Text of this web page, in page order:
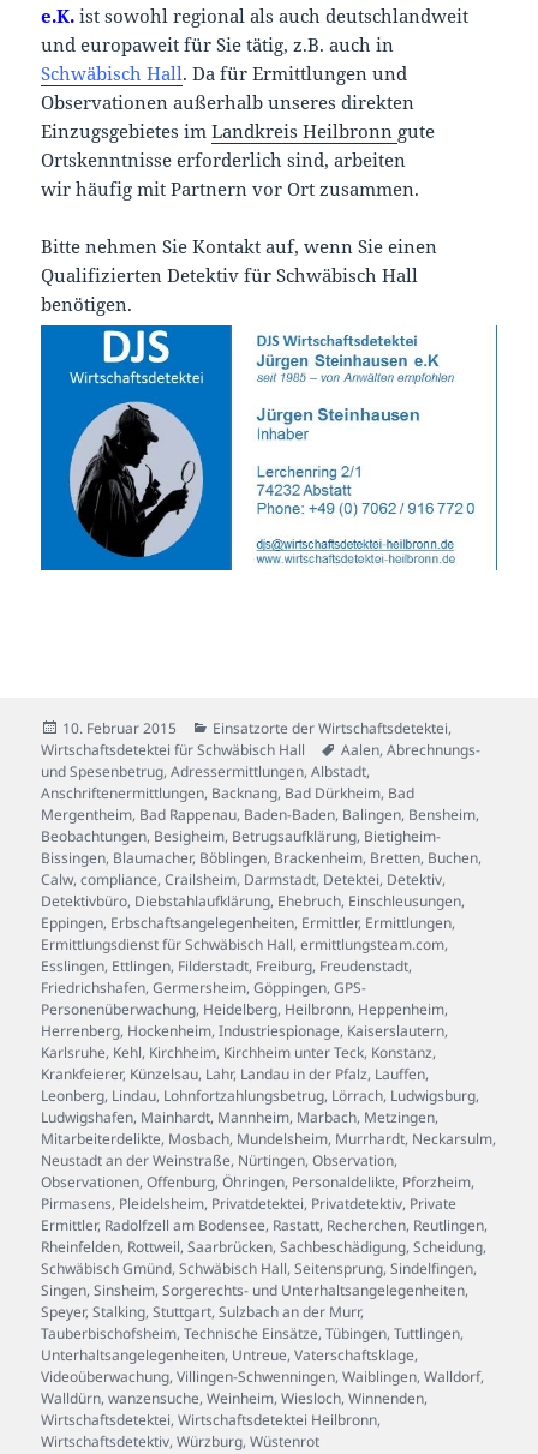
e.K. ist sowohl regional als auch deutschlandweit
und europaweit für Sie tätig, z.B. auch in
Schwäbisch Hall. Da für Ermittlungen und
Observationen außerhalb unseres direkten
Einzugsgebietes imLandkreis Heilbronn gute
Ortskenntnisse erforderlich sind, arbeiten
wir häufig mit Partnern vor Ort zusammen.
Bitte nehmen Sie Kontakt auf, wenn Sie einen
Qualifizierten Detektiv für Schwäbisch Hall
benötigen.
Veröffentlicht
am
10. Februar 2015 Kategorien
Einsatzorte der Wirtschaftsdetektei,
Wirtschaftsdetektei für Schwäbisch Hall
Schlagwörter
Aalen,Abrechnungs-
und Spesenbetrug,Adressermittlungen,Albstadt,
Anschriftenermittlungen, Backnang, Bad Dürkheim, Bad
Mergentheim, Bad Rappenau, Baden-Baden, Balingen, Bensheim,
Beobachtungen, Besigheim, Betrugsaufklärung, Bietigheim-
Bissingen, Blaumacher, Böblingen, Brackenheim, Bretten, Buchen,
Calw,compliance,Crailsheim, Darmstadt, Detektei, Detektiv,
Detektivbüro, Diebstahlaufklärung, Ehebruch, Einschleusungen,
Eppingen, Erbschaftsangelegenheiten, Ermittler, Ermittlungen,
Ermittlungsdienst für Schwäbisch Hall,ermittlungsteam.com,
Esslingen, Ettlingen, Filderstadt, Freiburg, Freudenstadt,
Friedrichshafen,Germersheim,Göppingen,GPS-
Personenüberwachung, Heidelberg, Heilbronn, Heppenheim,
Herrenberg, Hockenheim,Industriespionage, Kaiserslautern,
Karlsruhe, Kehl, Kirchheim, Kirchheim unter Teck, Konstanz,
Krankfeierer, Künzelsau, Lahr, Landau in der Pfalz, Lauffen,
Leonberg, Lindau, Lohnfortzahlungsbetrug, Lörrach, Ludwigsburg,
Ludwigshafen, Mainhardt, Mannheim, Marbach, Metzingen,
Mitarbeiterdelikte, Mosbach, Mundelsheim, Murrhardt, Neckarsulm,
Neustadt an der Weinstraße, Nürtingen,Observation,
Observationen,Offenburg,Öhringen, Personaldelikte, Pforzheim,
Pirmasens, Pleidelsheim, Privatdetektei, Privatdetektiv, Private
Ermittler, Radolfzell am Bodensee, Rastatt, Recherchen, Reutlingen,
Rheinfelden, Rottweil,Saarbrücken,Sachbeschädigung,Scheidung,
Schwäbisch Gmünd,Schwäbisch Hall,Seitensprung,Sindelfingen,
Singen,Sinsheim,Sorgerechts- und Unterhaltsangelegenheiten,
Speyer,Stalking,Stuttgart,Sulzbach an der Murr,
Tauberbischofsheim,Technische Einsätze,Tübingen,Tuttlingen,
Unterhaltsangelegenheiten, Untreue,Vaterschaftsklage,
Videoüberwachung,Villingen-Schwenningen,Waiblingen,Walldorf,
Walldürn,wanzensuche,Weinheim,Wiesloch,Winnenden,
Wirtschaftsdetektei,Wirtschaftsdetektei Heilbronn,
Wirtschaftsdetektiv,Würzburg,Wüstenrot